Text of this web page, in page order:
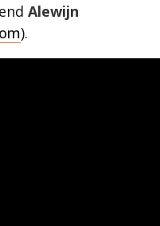
Alewijn
).